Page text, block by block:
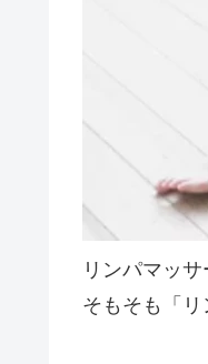
リンパマッ
そもそも「リ